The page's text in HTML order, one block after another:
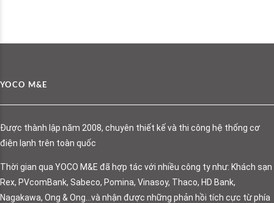
YOCO M&E
Được thành lập năm 2008, chuyên thiết kế và thi công hệ thống cơ
điện lạnh trên toàn quốc
Thời gian qua YOCO M&E đã hợp tác với nhiều công ty như: Khách sạn
Rex, PVcomBank, Sabeco, Pomina, Vinasoy, Thaco, HD Bank,
Nagakawa, Ong & Ong…và nhận được những phản hồi tích cực từ phía